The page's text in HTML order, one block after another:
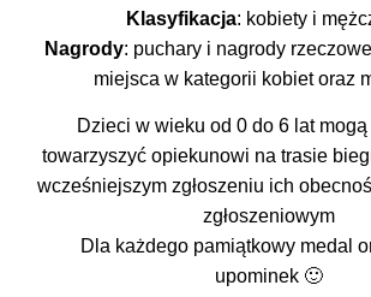
Klasyfikacja: kobiety i
Nagrody: puchary i nagrody
miejsca w kategorii kobiet oraz
Dzieci w wieku od 0 do 6 lat mogą
towarzyszyć opiekunowi na trasie
wcześniejszym zgłoszeniu ich
zgłoszeniowym
Dla każdego pamiątkowy medal
upominek 🙂